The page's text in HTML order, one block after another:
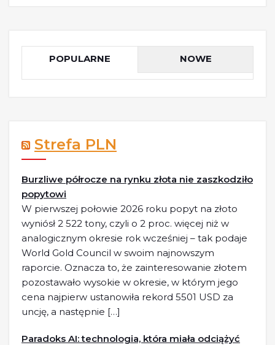
POPULARNE NOWE
Strefa PLN
Burzliwe półrocze na rynku złota nie zaszkodziło
popytowi
W pierwszej połowie 2026 roku popyt na złoto
wyniósł 2 522 tony, czyli o 2 proc. więcej niż w
analogicznym okresie rok wcześniej – tak podaje
World Gold Council w swoim najnowszym
raporcie. Oznacza to, że zainteresowanie złotem
pozostawało wysokie w okresie, w którym jego
cena najpierw ustanowiła rekord 5501 USD za
uncję, a następnie […]
Paradoks AI: technologia, która miała odciążyć